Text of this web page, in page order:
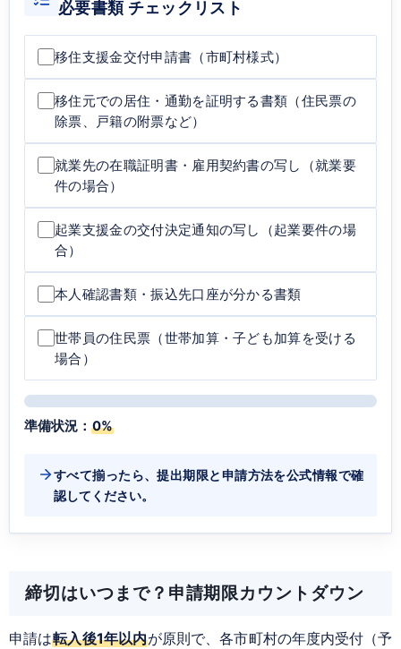
必要書類 チェックリスト
移住支援金交付申請書（市町村様式）
移住元での居住・通勤を証明する書類（住民票の
除票、戸籍の附票など）
就業先の在職証明書・雇用契約書の写し（就業要
件の場合）
起業支援金の交付決定通知の写し（起業要件の場
合）
本人確認書類・振込先口座が分かる書類
世帯員の住民票（世帯加算・子ども加算を受ける
場合）
準備状況： 0%
すべて揃ったら、提出期限と申請方法を公式情報で確
認してください。
締切はいつまで？申請期限カウントダウン
申請は転入後1年以内が原則で、各市町村の年度内受付（予